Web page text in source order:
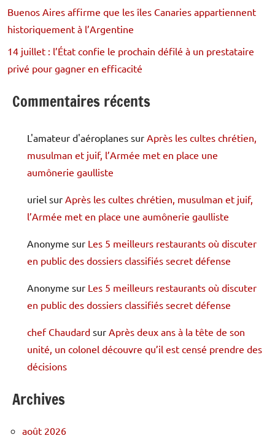
Buenos Aires affirme que les îles Canaries appartiennent
historiquement à l’Argentine
14 juillet : l’État confie le prochain défilé à un prestataire
privé pour gagner en efficacité
Commentaires récents
L'amateur d'aéroplanes sur Après les cultes chrétien,
musulman et juif, l’Armée met en place une
aumônerie gaulliste
uriel sur Après les cultes chrétien, musulman et juif,
l’Armée met en place une aumônerie gaulliste
Anonyme sur Les 5 meilleurs restaurants où discuter
en public des dossiers classifiés secret défense
Anonyme sur Les 5 meilleurs restaurants où discuter
en public des dossiers classifiés secret défense
chef Chaudard sur Après deux ans à la tête de son
unité, un colonel découvre qu’il est censé prendre des
décisions
Archives
août 2026